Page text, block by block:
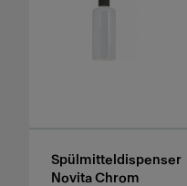
Spülmitteldispenser
Novita Chrom